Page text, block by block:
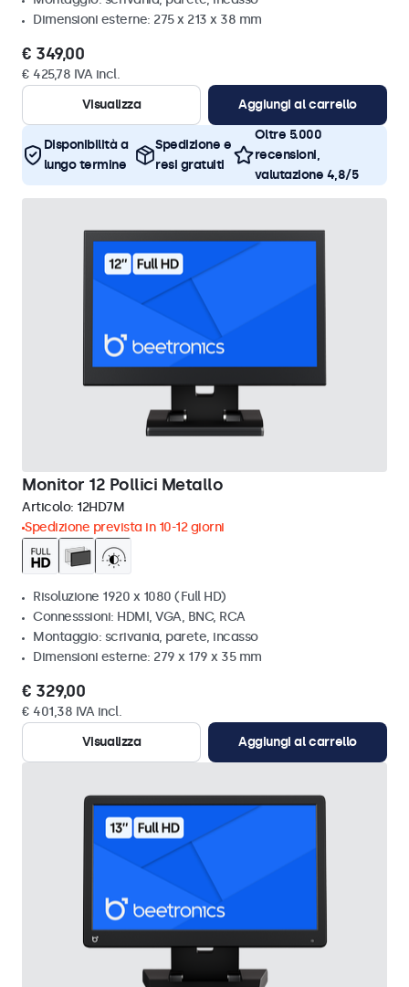
Dimensioni esterne: 275 x 213 x 38 mm
€ 349,00
€ 425,78 IVA incl.
Visualizza
Aggiungi al carrello
Disponibilità a
lungo termine
Spedizione e
resi gratuiti
Oltre 5.000
recensioni,
valutazione 4,8/5
Monitor 12 Pollici Metallo
Articolo: 12HD7M
Spedizione prevista in 10-12 giorni
Risoluzione 1920 x 1080 (Full HD)
Connesssioni: HDMI, VGA, BNC, RCA
Montaggio: scrivania, parete, incasso
Dimensioni esterne: 279 x 179 x 35 mm
€ 329,00
€ 401,38 IVA incl.
Visualizza
Aggiungi al carrello